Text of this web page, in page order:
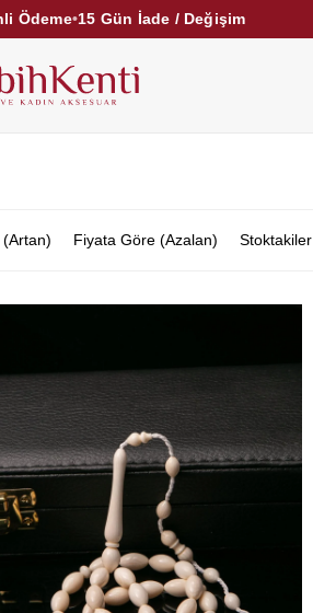
Ödeme•15 Gün İade / Değişim
TESBİHLER
Fiyata Göre (Azalan) Stoktakiler